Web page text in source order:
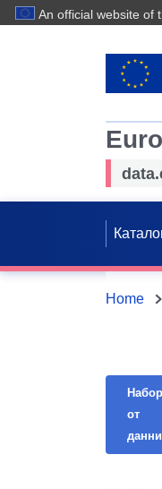
An official website of
Home
Набор
от
данни